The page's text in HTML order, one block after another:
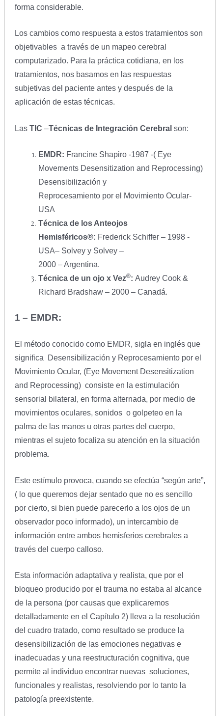
forma considerable.
Los cambios como respuesta a estos tratamientos son
objetivables a través de un mapeo cerebral
computarizado. Para la práctica cotidiana, en los
tratamientos, nos basamos en las respuestas
subjetivas del paciente antes y después de la
aplicación de estas técnicas.
Las TIC –Técnicas de Integración Cerebral son:
EMDR: Francine Shapiro -1987 -( Eye
Movements Desensitization and Reprocessing)
Desensibilización y
Reprocesamiento por el Movimiento Ocular-
USA
Técnica de los Anteojos
Hemisféricos®: Frederick Schiffer – 1998 -
USA– Solvey y Solvey –
2000 – Argentina.
Técnica de un ojo x Vez®: Audrey Cook &
Richard Bradshaw – 2000 – Canadá.
1 – EMDR:
El método conocido como EMDR, sigla en inglés que
significa Desensibilización y Reprocesamiento por el
Movimiento Ocular, (Eye Movement Desensitization
and Reprocessing) consiste en la estimulación
sensorial bilateral, en forma alternada, por medio de
movimientos oculares, sonidos o golpeteo en la
palma de las manos u otras partes del cuerpo,
mientras el sujeto focaliza su atención en la situación
problema.
Este estímulo provoca, cuando se efectúa “según arte”,
( lo que queremos dejar sentado que no es sencillo
por cierto, si bien puede parecerlo a los ojos de un
observador poco informado), un intercambio de
información entre ambos hemisferios cerebrales a
través del cuerpo calloso.
Esta información adaptativa y realista, que por el
bloqueo producido por el trauma no estaba al alcance
de la persona (por causas que explicaremos
detalladamente en el Capítulo 2) lleva a la resolución
del cuadro tratado, como resultado se produce la
desensibilización de las emociones negativas e
inadecuadas y una reestructuración cognitiva, que
permite al individuo encontrar nuevas soluciones,
funcionales y realistas, resolviendo por lo tanto la
patología preexistente.